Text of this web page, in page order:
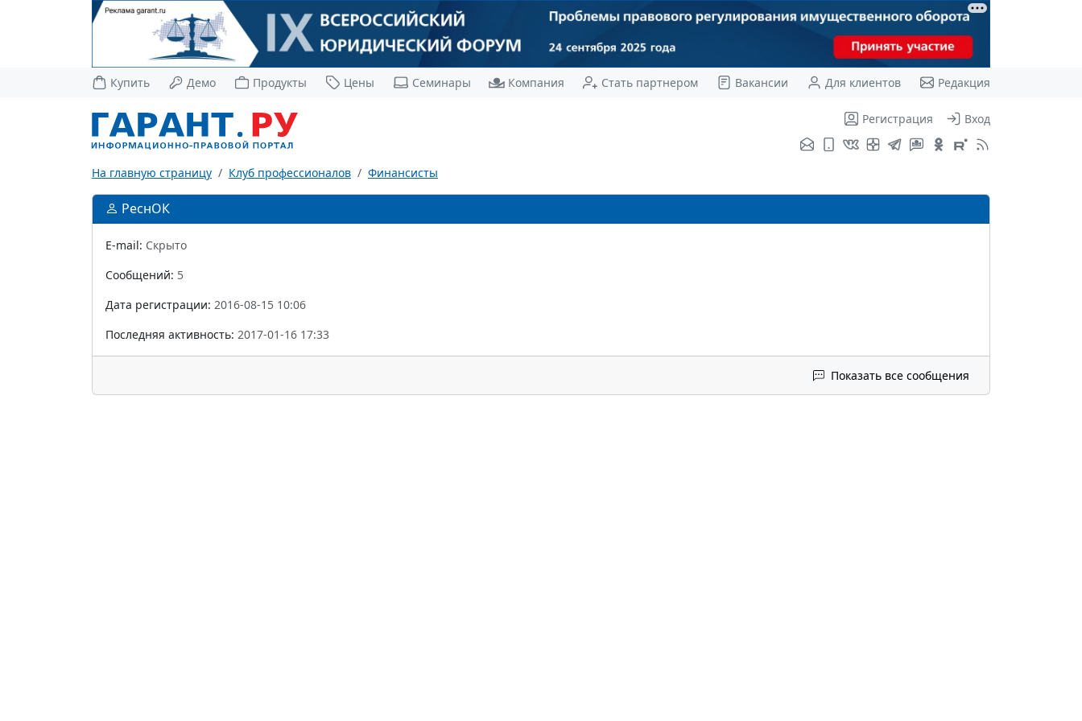
Купить Демо Продукты Цены Семинары Компания Стать партнером Вакансии Для клиентов Редакция
Регистрация Вход
На главную страницу Клуб профессионалов Финансисты
РеснОК
E-mail: Скрыто
Сообщений: 5
Дата регистрации: 2016-08-15 10:06
Последняя активность: 2017-01-16 17:33
Показать все сообщения